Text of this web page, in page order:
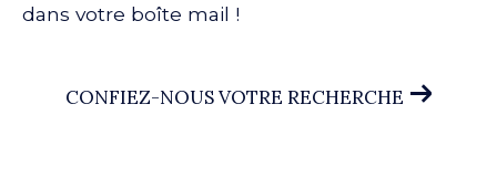
dans votre boîte mail !
CONFIEZ-NOUS VOTRE RECHERCHE